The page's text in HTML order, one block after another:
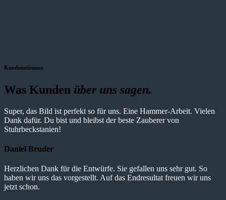
Kundenstimmen
Was Kunden über uns sagen.
Super, das Bild ist perfekt so für uns. Eine Hammer-Arbeit. Vielen
Dank dafür. Du bist und bleibst der beste Zauberer von
Stuhrbeckstanien!
Daniel Bruder
Herzlichen Dank für die Entwürfe. Sie gefallen uns sehr gut. So
haben wir uns das vorgestellt. Auf das Endresultat freuen wir uns
jetzt schon.